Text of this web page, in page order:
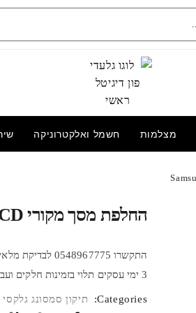
מצלמות חשמל ואלקטרוניקה
החלפת מסך מקורי LCD+מגע Samsung Galaxy J2 Pro (2018)
3 ימי עסקים תלוי בזמינות חלקים ועבודה.
Categories:
תיקון סמסונג גלקסי